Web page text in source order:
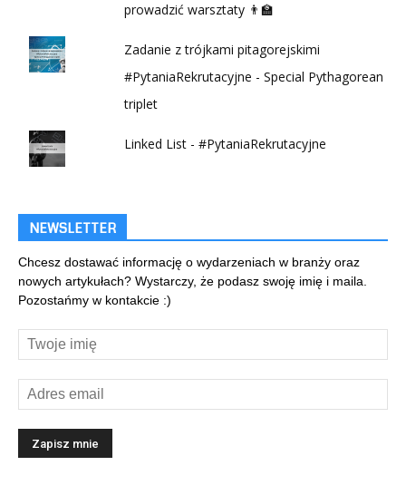
prowadzić warsztaty 👨‍🏫
Zadanie z trójkami pitagorejskimi
#PytaniaRekrutacyjne - Special Pythagorean
triplet
Linked List - #PytaniaRekrutacyjne
NEWSLETTER
Chcesz dostawać informację o wydarzeniach w branży oraz
nowych artykułach? Wystarczy, że podasz swoję imię i maila.
Pozostańmy w kontakcie :)